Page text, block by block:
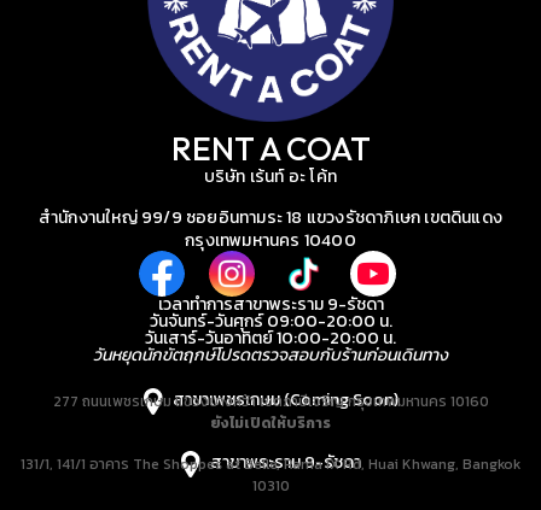
RENT A COAT
บริษัท เร้นท์ อะ โค้ท
สำนักงานใหญ่ 99/9 ซอยอินทามระ 18 แขวงรัชดาภิเษก เขตดินแดง
กรุงเทพมหานคร 10400
เวลาทำการสาขาพระราม 9-รัชดา
วันจันทร์-วันศุกร์ 09:00-20:00 น.
วันเสาร์-วันอาทิตย์ 10:00-20:00 น.
วันหยุดนักขัตฤกษ์โปรดตรวจสอบกับร้านก่อนเดินทาง
สาขาเพชรเกษม (Coming Soon)
277 ถนนเพชรเกษม แขวงบางหว้า เขตภาษีเจริญ กรุงเทพมหานคร 10160
ยังไม่เปิดให้บริการ
สาขาพระราม 9-รัชดา
131/1, 141/1 อาคาร The Shoppes at Belle, Rama IX Rd, Huai Khwang, Bangkok
10310